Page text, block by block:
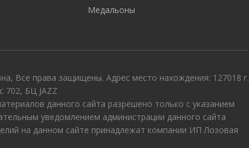
Медальоны
Все права защищены. Адрес место нахождения: 127018 г.
702, БЦ JAZZ
данного сайта разрешено только с указанием
уведомлением администрации данного сайта
на данном сайте принадлежат компании ИП Лозовая